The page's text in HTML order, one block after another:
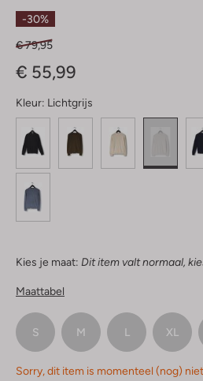
-30%
€ 79,95
€ 55,99
Kleur: Lichtgrijs
Kies je maat: Dit item valt normaal,
Maattabel
S M L XL
Sorry, dit item is momenteel (nog)